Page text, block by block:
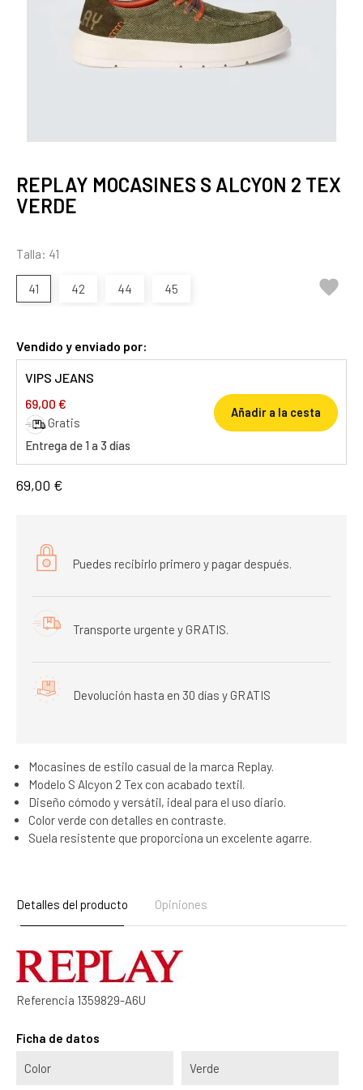
REPLAY MOCASINES S ALCYON 2 TEX
VERDE
Talla: 41
41 42 44 45 
Vendido y enviado por:
VIPS JEANS
69,00 €
Gratis
Entrega de 1 a 3 días
Añadir a la cesta
69,00 €
Puedes recibirlo primero y pagar después.
Transporte urgente y GRATIS.
Devolución hasta en 30 días y GRATIS
Mocasines de estilo casual de la marca Replay.
Modelo S Alcyon 2 Tex con acabado textil.
Diseño cómodo y versátil, ideal para el uso diario.
Color verde con detalles en contraste.
Suela resistente que proporciona un excelente agarre.
Detalles del producto Opiniones
Referencia 1359829-A6U
Ficha de datos
Color Verde